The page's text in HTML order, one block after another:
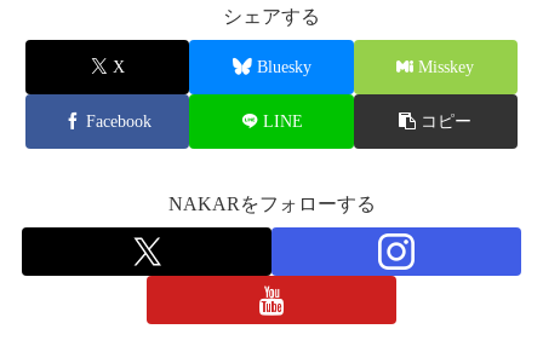
シェアする
X Bluesky Misskey
Facebook LINE コピー
NAKARをフォローする